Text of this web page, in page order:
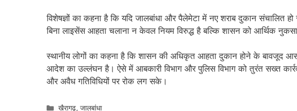
विशेषज्ञों का कहना है कि यदि जालबांधा और पैलेमेटा में नए शराब दुकान संचालित
बिना लाइसेंस आहता चलाना न केवल नियम विरुद्ध है बल्कि शासन को आर्थिक
स्थानीय लोगों का कहना है कि शासन की अधिकृत आहता दुकान होने के बावजूद
आदेश का उल्लंघन है। ऐसे में आबकारी विभाग और पुलिस विभाग को तुरंत सख्त
और अवैध गतिविधियों पर रोक लग सके।
Categories
खैरागढ़,जालबांधा